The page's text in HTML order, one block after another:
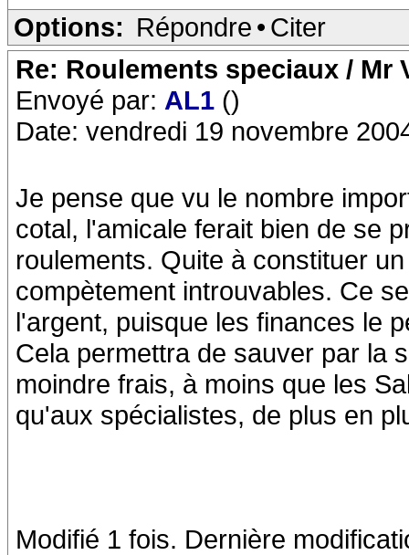
Options: Répondre • Citer
Re: Roulements speciaux / Mr
Envoyé par: AL1 ()
Date: vendredi 19 novembre
Je pense que vu le nombre
cotal, l'amicale ferait bien de se
roulements. Quite à constituer
compètement introuvables. Ce
l'argent, puisque les finances le
Cela permettra de sauver par la
moindre frais, à moins que les
qu'aux spécialistes, de plus en
Modifié 1 fois. Dernière